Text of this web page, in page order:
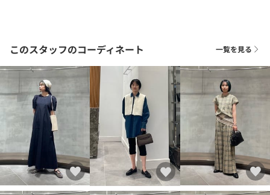
このスタッフのコーディネート 一覧を見る